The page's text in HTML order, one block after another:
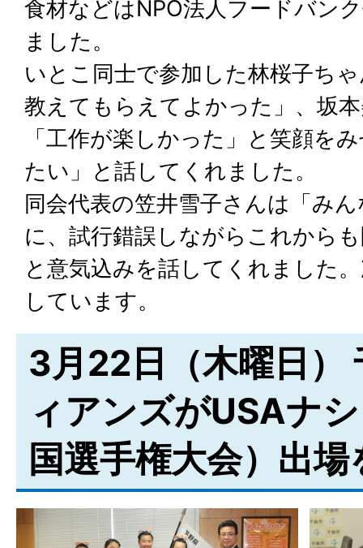
食材などはNPO法人フードバン
ました。
いとこ同士で参加した林桜子ち
教えてもらえてよかった」、坂
「工作が楽しかった」と笑顔を
たい」と話してくれました。
同会代表の笠井雪子さんは「み
に、試行錯誤しながらこれから
と意気込みを話してくれました
しています。
3月22日（木曜日）
ィアンズがUSAナ
国選手権大会）出場